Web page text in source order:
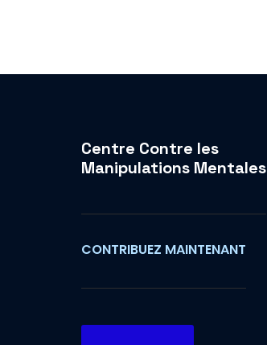
Centre Contre les
Manipulations Mentales
CONTRIBUEZ MAINTENANT